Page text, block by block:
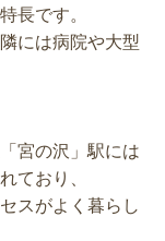
長です。
には病院や大型
宮の沢」駅には
ており、
スがよく暮らし